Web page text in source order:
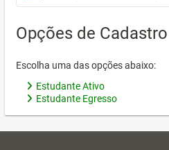
Opções de Cadastro
Escolha uma das opções abaixo:
Estudante Ativo
Estudante Egresso